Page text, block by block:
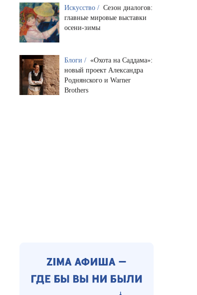
Искусство / Сезон диалогов:
главные мировые выставки
осени-зимы
Блоги / «Охота на Саддама»:
новый проект Александра
Роднянского и Warner
Brothers